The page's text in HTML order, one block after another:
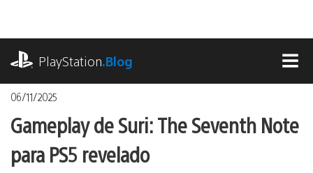
o
conteúdo
PlayStation.Blog
06/11/2025
Gameplay de Suri: The Seventh Note
para PS5 revelado